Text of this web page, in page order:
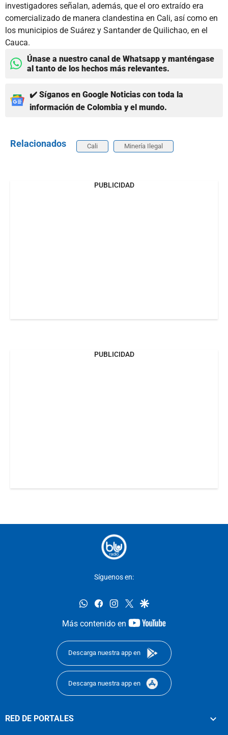
investigadores señalan, además, que el oro extraído era
comercializado de manera clandestina en Cali, así como en
los municipios de Suárez y Santander de Quilichao, en el
Cauca.
Únase a nuestro canal de Whatsapp y manténgase
al tanto de los hechos más relevantes.
✔️ Síganos en Google Noticias con toda la
información de Colombia y el mundo.
Relacionados Cali Minería Ilegal
PUBLICIDAD
PUBLICIDAD
Síguenos en:
whatsappfacebookinstagram
twittergoogle
Más contenido en
youtube-
Descarga nuestra app en
Descarga nuestra app en
RED DE PORTALES